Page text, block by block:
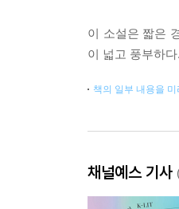
이 소설은 짧은
이 넓고 풍부하다.
책의 일부 내용을
채널예스 기사